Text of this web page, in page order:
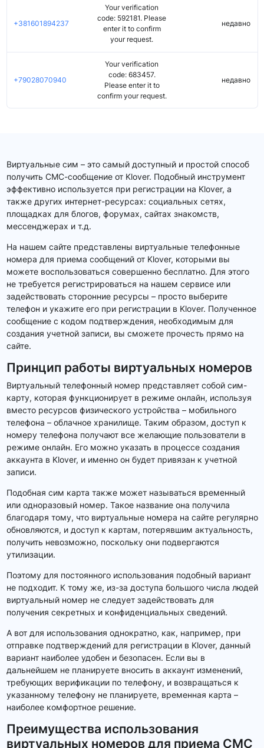
+381601894237
Your verification
code: 592181. Please
enter it to confirm
your request.
недавно
+79028070940
Your verification
code: 683457.
Please enter it to
confirm your request.
недавно
Виртуальные сим – это самый доступный и простой способ
получить СМС-сообщение от Klover. Подобный инструмент
эффективно используется при регистрации на Klover, а
также других интернет-ресурсах: социальных сетях,
площадках для блогов, форумах, сайтах знакомств,
мессенджерах и т.д.
На нашем сайте представлены виртуальные телефонные
номера для приема сообщений от Klover, которыми вы
можете воспользоваться совершенно бесплатно. Для этого
не требуется регистрироваться на нашем сервисе или
задействовать сторонние ресурсы – просто выберите
телефон и укажите его при регистрации в Klover. Полученное
сообщение с кодом подтверждения, необходимым для
создания учетной записи, вы сможете прочесть прямо на
сайте.
Принцип работы виртуальных номеров
Виртуальный телефонный номер представляет собой сим-
карту, которая функционирует в режиме онлайн, используя
вместо ресурсов физического устройства – мобильного
телефона – облачное хранилище. Таким образом, доступ к
номеру телефона получают все желающие пользователи в
режиме онлайн. Его можно указать в процессе создания
аккаунта в Klover, и именно он будет привязан к учетной
записи.
Подобная сим карта также может называться временный
или одноразовый номер. Такое название она получила
благодаря тому, что виртуальные номера на сайте регулярно
обновляются, и доступ к картам, потерявшим актуальность,
получить невозможно, поскольку они подвергаются
утилизации.
Поэтому для постоянного использования подобный вариант
не подходит. К тому же, из-за доступа большого числа людей
виртуальный номер не следует задействовать для
получения секретных и конфиденциальных сведений.
А вот для использования однократно, как, например, при
отправке подтверждений для регистрации в Klover, данный
вариант наиболее удобен и безопасен. Если вы в
дальнейшем не планируете вносить в аккаунт изменений,
требующих верификации по телефону, и возвращаться к
указанному телефону не планируете, временная карта –
наиболее комфортное решение.
Преимущества использования
виртуальных номеров для приема СМС